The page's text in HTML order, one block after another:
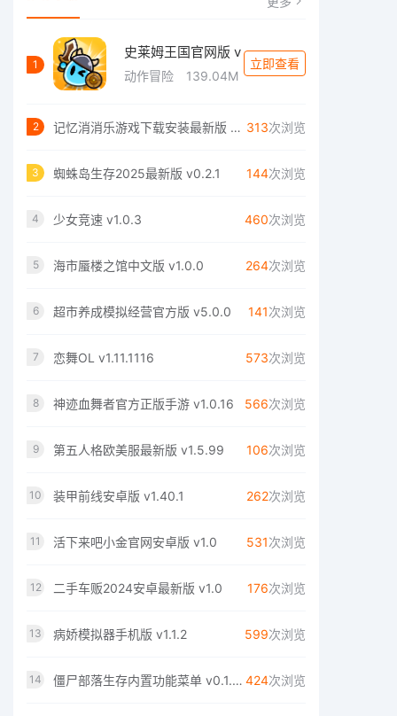
1
史莱姆王国官网版 v
动作冒险 139.04M
立即查看
2 记忆消消乐游戏下载安装最新版 v0.2.0.0 313次浏览
3 蜘蛛岛生存2025最新版 v0.2.1 144次浏览
4 少女竞速 v1.0.3 460次浏览
5 海市蜃楼之馆中文版 v1.0.0 264次浏览
6 超市养成模拟经营官方版 v5.0.0 141次浏览
7 恋舞OL v1.11.1116 573次浏览
8 神迹血舞者官方正版手游 v1.0.16 566次浏览
9 第五人格欧美服最新版 v1.5.99 106次浏览
10 装甲前线安卓版 v1.40.1 262次浏览
11 活下来吧小金官网安卓版 v1.0 531次浏览
12 二手车贩2024安卓最新版 v1.0 176次浏览
13 病娇模拟器手机版 v1.1.2 599次浏览
14 僵尸部落生存内置功能菜单 v0.1.77 424次浏览